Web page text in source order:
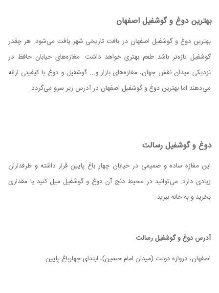
بهترین دوغ و گوشفیل اصفهان
بهترین دوغ و گوشفیل اصفهان در بافت تاریخی شهر یافت می‌شود. هر چقدر
گوشفیل تازه‌تر باشد طعم بهتری خواهد داشت. مغازه‌های خیابان حافظ در
نزدیکی میدان نقش جهان، مغازه‌های بازار و... گوشفیل و دوغ با کیفیتی ارائه
می‌دهند اما بهترین دوغ و گوشفیل اصفهان در آدرس زیر سرو می‌گردد.
دوغ و گوشفیل رسالت
این مغازه ساده و صمیمی در خیابان چهار باغ پایین قرار داشته و طرفداران
زیادی دارد. می‌توانید در محیط دنج آن دوغ و گوشفیل میل کنید یا مقداری
بخرید و به خانه ببرید.
آدرس دوغ و گوشفیل رسالت
اصفهان، دروازه دولت (میدان امام حسین)، ابتدای چهارباغ پایین